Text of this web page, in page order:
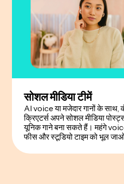
सोशल मीडिया टीमें
AI voice या मजेदार गानों के साथ,
क्रिएटर्स अपने सोशल मीडिया
यूनिक गाने बना सकते हैं। महंगे
फीस और स्टूडियो टाइम को भूल